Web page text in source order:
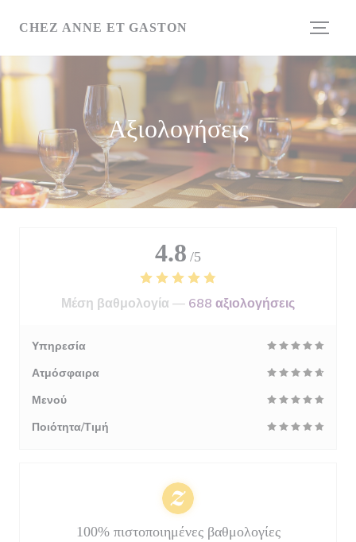
CHEZ ANNE ET GASTON
Αξιολογήσεις
4.8 /5
Μέση βαθμολογία — 688 αξιολογήσεις
Υπηρεσία
Ατμόσφαιρα
Μενού
Ποιότητα/Τιμή
100% πιστοποιημένες βαθμολογίες